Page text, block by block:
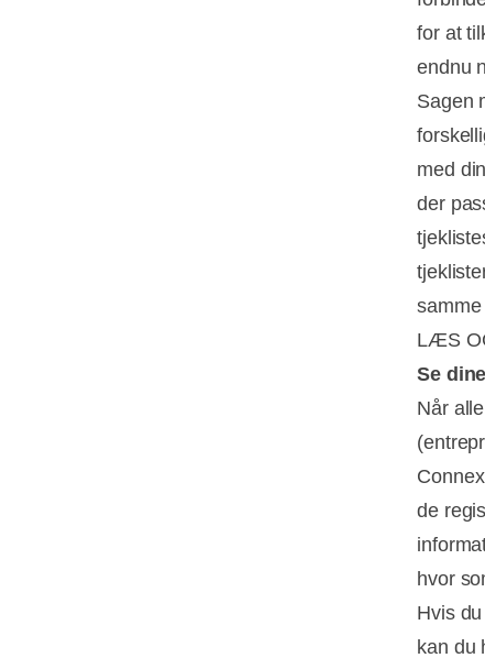
for at
endnu
Sagen
med
der
LÆS
Se
Når
de
hvor
Hvis
kan du